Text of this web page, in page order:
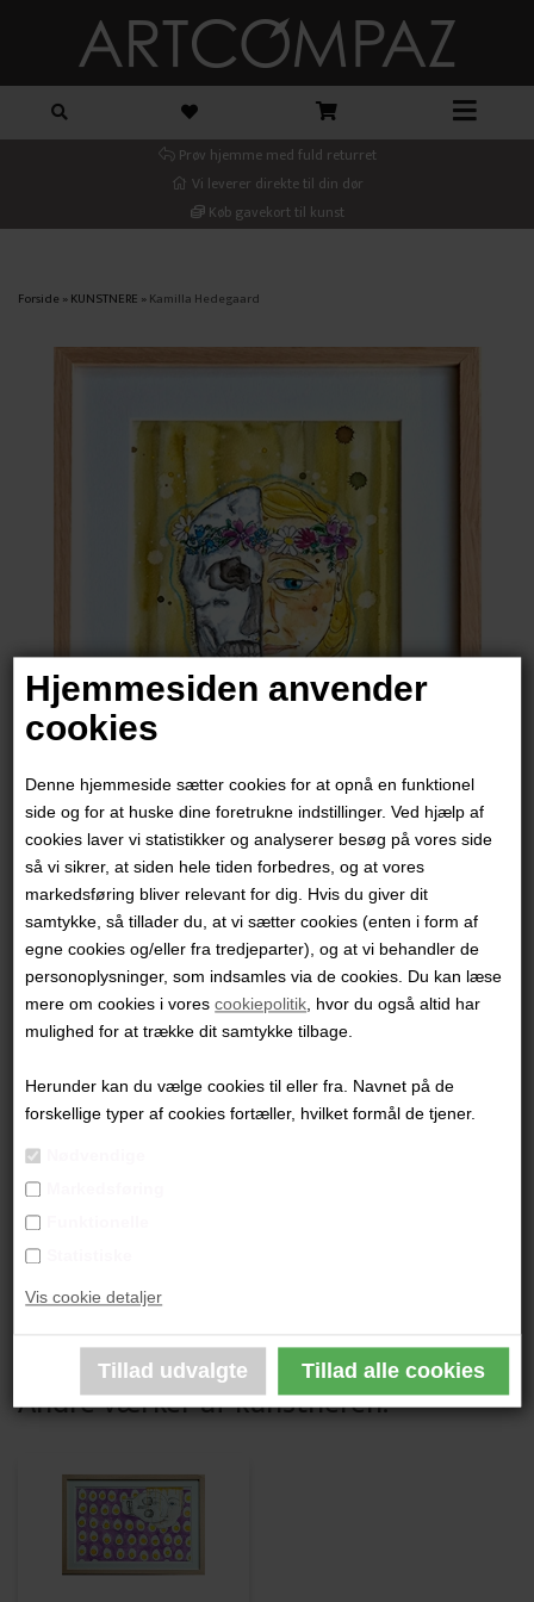
Hjemmesiden anvender
cookies
Denne hjemmeside sætter cookies for at opnå en funktionel
side og for at huske dine foretrukne indstillinger. Ved hjælp af
cookies laver vi statistikker og analyserer besøg på vores side
så vi sikrer, at siden hele tiden forbedres, og at vores
markedsføring bliver relevant for dig. Hvis du giver dit
samtykke, så tillader du, at vi sætter cookies (enten i form af
egne cookies og/eller fra tredjeparter), og at vi behandler de
personoplysninger, som indsamles via de cookies. Du kan læse
mere om cookies i vorescookiepolitik , hvor du også altid har
mulighed for at trække dit samtykke tilbage.
Herunder kan du vælge cookies til eller fra. Navnet på de
forskellige typer af cookies fortæller, hvilket formål de tjener.
Vis cookie detaljer
Prøv hjemme med fuld returret
Vi leverer direkte til din dør
Køb gavekort til kunst
Forside »KUNSTNERE »Kamilla Hedegaard
Kamilla Hedegaard SOLGT
2.800,00DKK
"Connected"
40x30 cm.
Akvarel
Indrammet
Andre værker af kunstneren: